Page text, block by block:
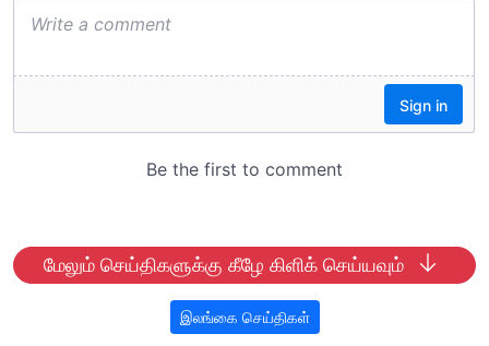
மேலும் செய்திகளுக்கு கீழே கிளிக் செய்யவும்
இலங்கை செய்திகள்